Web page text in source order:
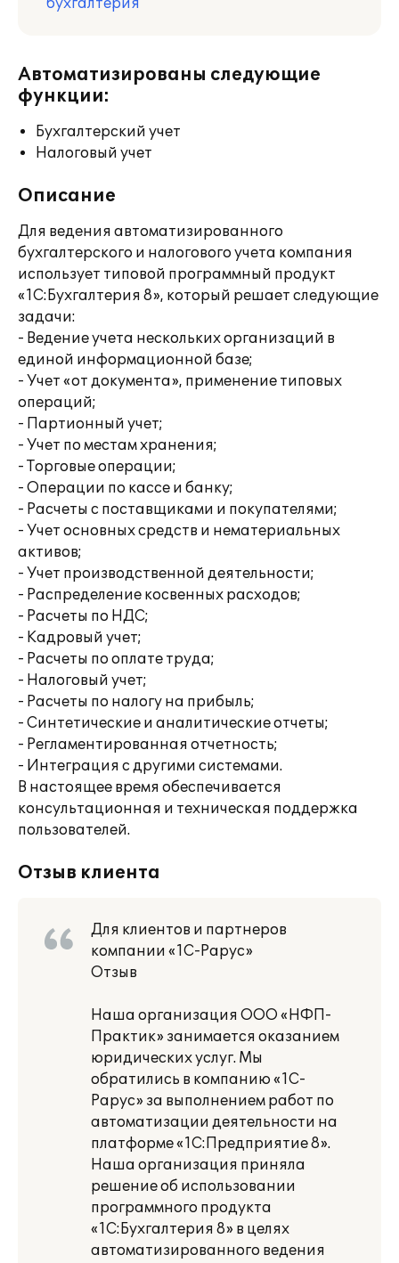
бухгалтерия
Автоматизированы следующие
функции:
Бухгалтерский учет
Налоговый учет
Описание
Для ведения автоматизированного
бухгалтерского и налогового учета компания
использует типовой программный продукт
«1С:Бухгалтерия 8», который решает следующие
задачи:
- Ведение учета нескольких организаций в
единой информационной базе;
- Учет «от документа», применение типовых
операций;
- Партионный учет;
- Учет по местам хранения;
- Торговые операции;
- Операции по кассе и банку;
- Расчеты с поставщиками и покупателями;
- Учет основных средств и нематериальных
активов;
- Учет производственной деятельности;
- Распределение косвенных расходов;
- Расчеты по НДС;
- Кадровый учет;
- Расчеты по оплате труда;
- Налоговый учет;
- Расчеты по налогу на прибыль;
- Синтетические и аналитические отчеты;
- Регламентированная отчетность;
- Интеграция с другими системами.
В настоящее время обеспечивается
консультационная и техническая поддержка
пользователей.
Отзыв клиента
Для клиентов и партнеров
компании «1С-Рарус»
Отзыв
Наша организация ООО «НФП-
Практик» занимается оказанием
юридических услуг. Мы
обратились в компанию «1С-
Рарус» за выполнением работ по
автоматизации деятельности на
платформе «1С:Предприятие 8».
Наша организация приняла
решение об использовании
программного продукта
«1С:Бухгалтерия 8» в целях
автоматизированного ведения